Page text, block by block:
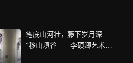
笔底山河壮，藤下岁月深
“移山填谷——李硕卿艺术作